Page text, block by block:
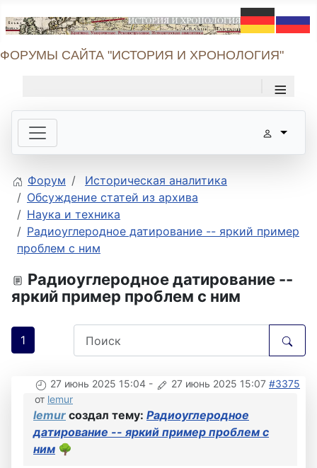
ФОРУМЫ САЙТА "ИСТОРИЯ И ХРОНОЛОГИЯ"
≡
Форум
Историческая аналитика
Обсуждение статей из архива
Наука и техника
Радиоуглеродное датирование -- яркий пример
проблем с ним
Радиоуглеродное датирование --
яркий пример проблем с ним
1
27 июнь 2025 15:04 - 27 июнь 2025 15:07 #3375
от lemur
lemur создал тему: Радиоуглеродное
датирование -- яркий пример проблем с
ним 🌳